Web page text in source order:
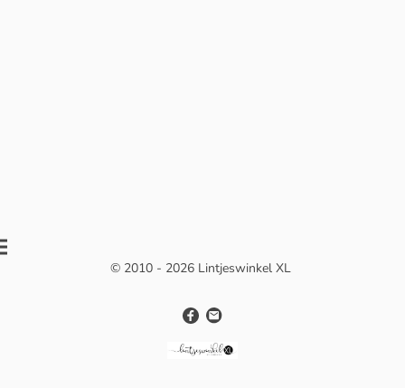
© 2010 - 2026 Lintjeswinkel XL